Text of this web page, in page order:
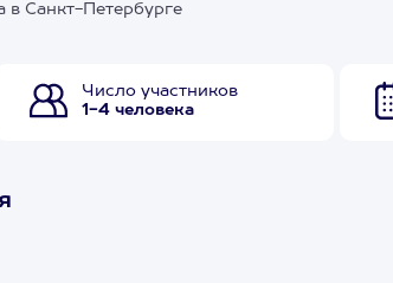
в Санкт-Петербурге
Число участников
1-4 человека